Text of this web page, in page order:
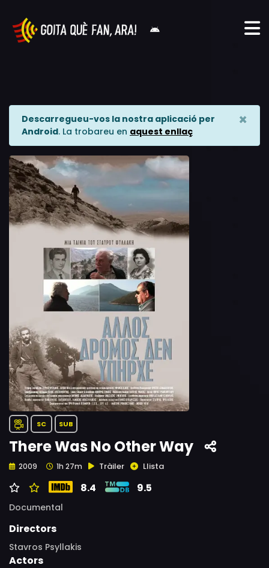
Descarregueu-vos la nostra aplicació per
Android. La trobareu en aquest enllaç
×
SC SUB
There Was No Other Way
2009 1h 27m Tràiler Llista
8.4 9.5
Documental
Directors
Stavros Psyllakis
Actors